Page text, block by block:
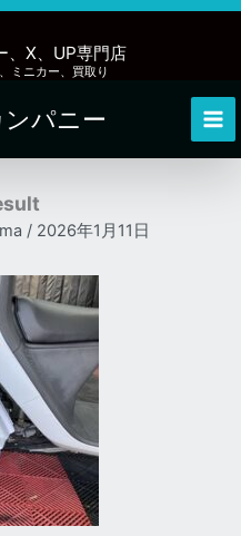
、X、UP専門店
ミニカー、買取り
パニー
/ 2026年1月11日